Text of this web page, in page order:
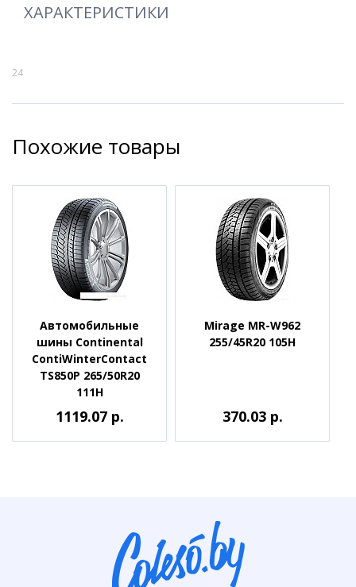
ХАРАКТЕРИСТИКИ
24
Похожие товары
Автомобильные
шины Continental
ContiWinterContact
TS850P 265/50R20
111H
1119.07 р.
Mirage MR-W962
255/45R20 105H
370.03 р.